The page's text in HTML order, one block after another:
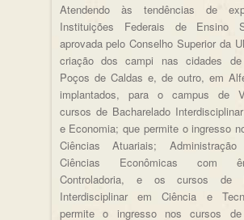
Atendendo às tendências de
Instituições Federais de Ensino
aprovada pelo Conselho Superior da
criação dos campi nas cidades
Poços de Caldas e, de outro, em
implantados, para o campus de
cursos de Bacharelado
e Economia; que permite o ingresso
Ciências Atuariais;
Ciências Econômicas com
Controladoria, e os cursos de
Interdisciplinar em Ciência e
permite o ingresso nos cursos de